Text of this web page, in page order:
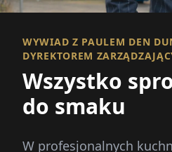
WYWIAD Z PAULEM DEN
DYREKTOREM
Wszystko
do smaku
W profesjonalnych